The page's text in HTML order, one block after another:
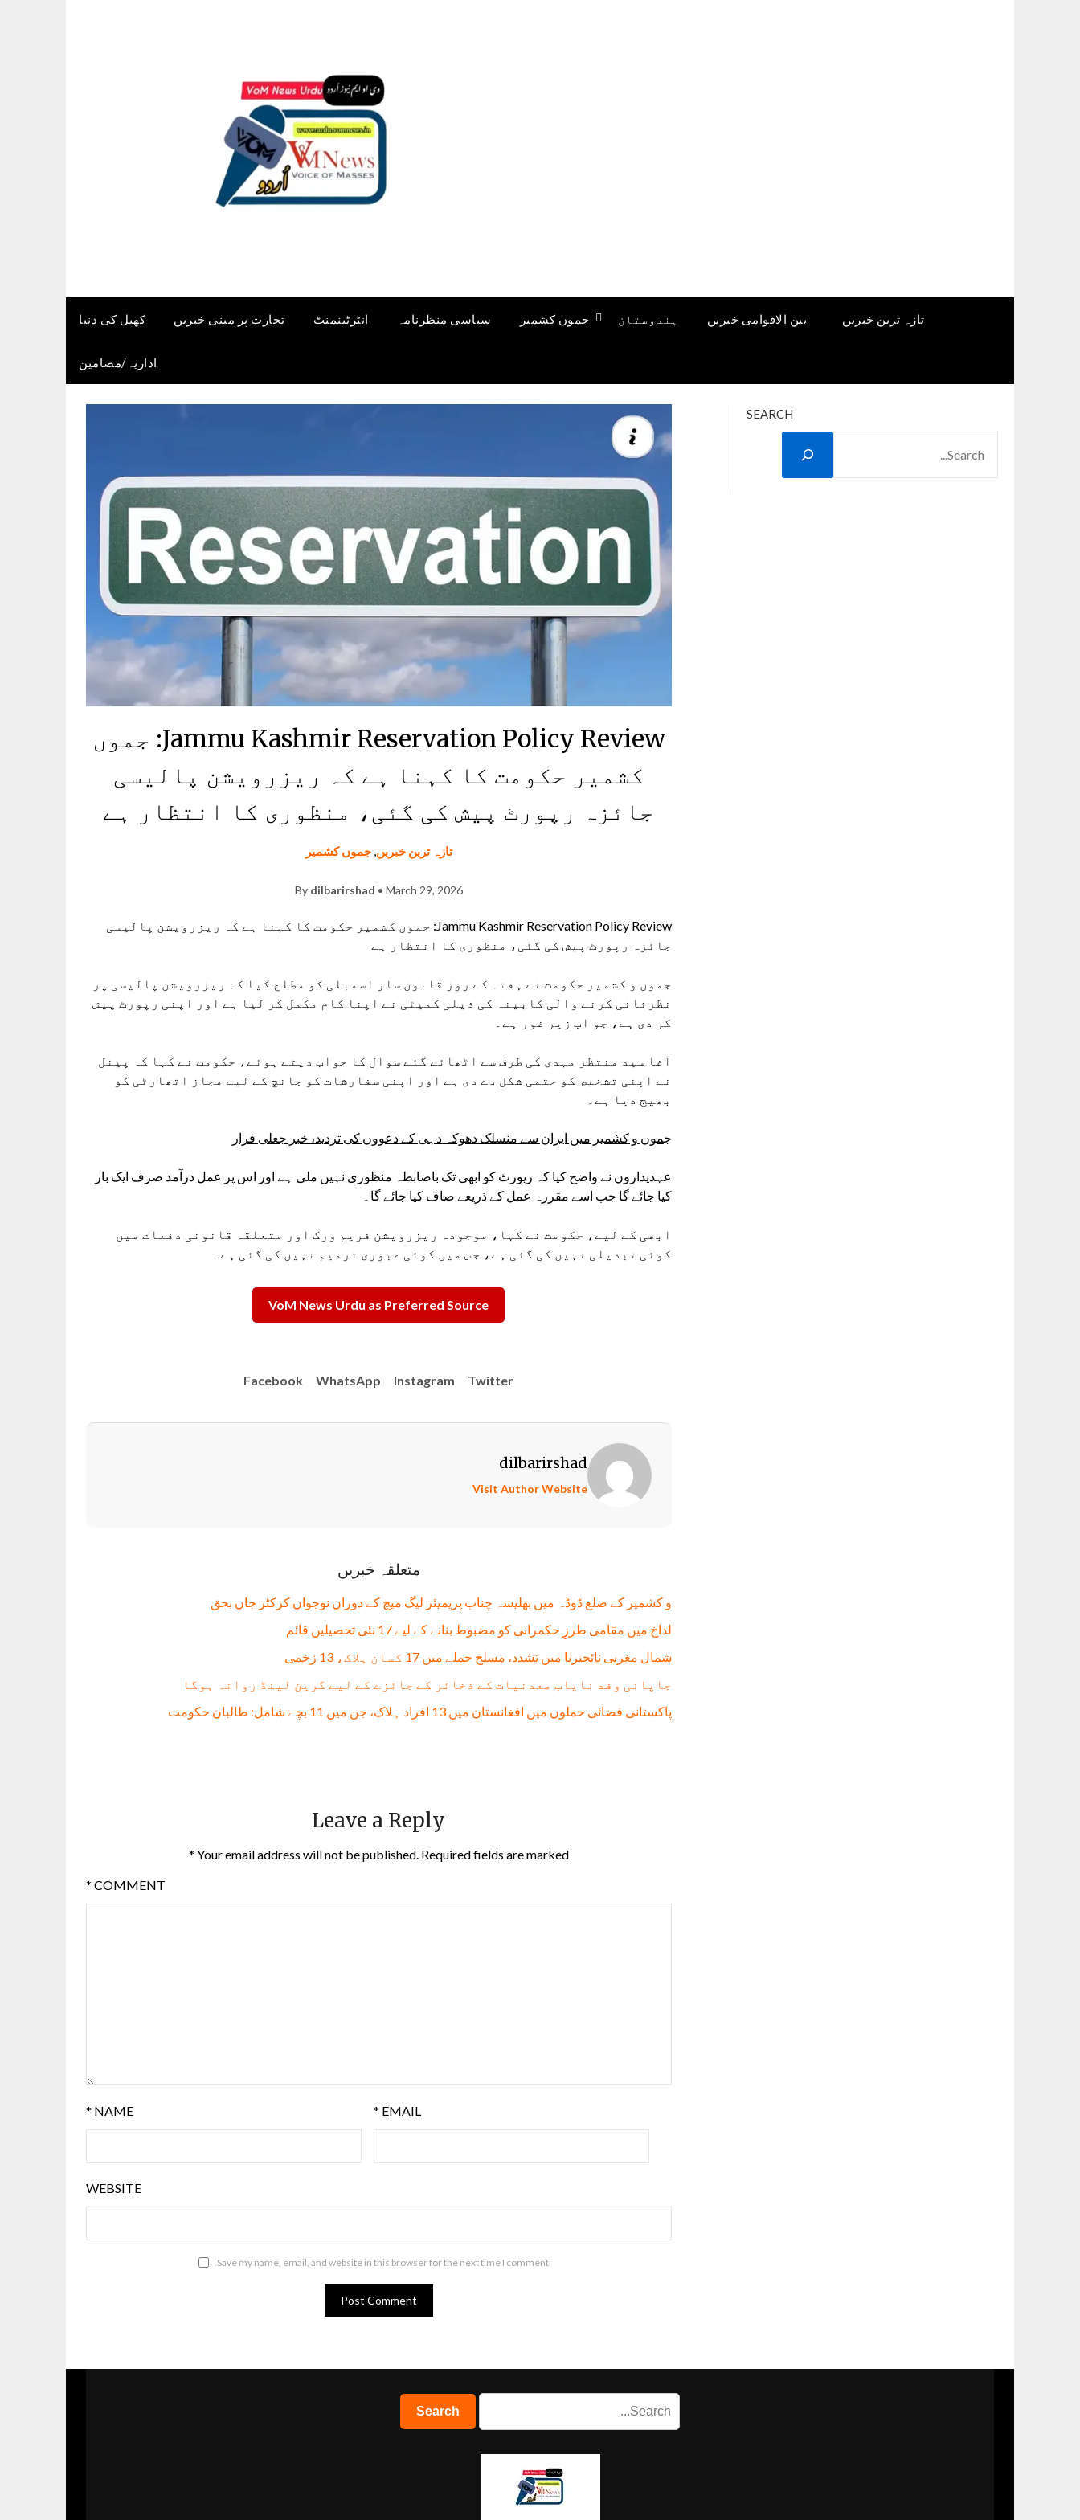
تازہ ترین خبریں بین الاقوامی خبریں ہندوستان جموں کشمیر سیاسی منظرنامہ انٹرٹینمنٹ تجارت پر مبنی خبریں کھیل کی دنیا
اداریہ/مضامین
Jammu Kashmir Reservation Policy Review: جموں
کشمیر حکومت کا کہنا ہے کہ ریزرویشن پالیسی
جائزہ رپورٹ پیش کی گئی، منظوری کا انتظار ہے
تازہ ترین خبریں,جموں کشمیر
By dilbarirshad • March 29, 2026
Jammu Kashmir Reservation Policy Review: جموں کشمیر حکومت کا کہنا ہے کہ ریزرویشن پالیسی
جائزہ رپورٹ پیش کی گئی، منظوری کا انتظار ہے
جموں و کشمیر حکومت نے ہفتہ کے روز قانون ساز اسمبلی کو مطلع کیا کہ ریزرویشن پالیسی پر
نظرثانی کرنے والی کابینہ کی ذیلی کمیٹی نے اپنا کام مکمل کر لیا ہے اور اپنی رپورٹ پیش
کر دی ہے، جو اب زیر غور ہے۔
آغا سید منتظر مہدی کی طرف سے اٹھائے گئے سوال کا جواب دیتے ہوئے، حکومت نے کہا کہ پینل
نے اپنی تشخیص کو حتمی شکل دے دی ہے اور اپنی سفارشات کو جانچ کے لیے مجاز اتھارٹی کو
بھیج دیا ہے۔
جموں و کشمیر میں ایران سے منسلک دھوکہ دہی کے دعووں کی تردید، خبر جعلی قرار
عہدیداروں نے واضح کیا کہ رپورٹ کو ابھی تک باضابطہ منظوری نہیں ملی ہے اور اس پر عمل درآمد صرف ایک بار
کیا جائے گا جب اسے مقررہ عمل کے ذریعے صاف کیا جائے گا۔
ابھی کے لیے، حکومت نے کہا، موجودہ ریزرویشن فریم ورک اور متعلقہ قانونی دفعات میں
کوئی تبدیلی نہیں کی گئی ہے، جس میں کوئی عبوری ترمیم نہیں کی گئی ہے۔
VoM News Urdu as Preferred Source
Facebook WhatsApp Instagram Twitter
dilbarirshad
Visit Author Website
متعلقہ خبریں
و کشمیر کے ضلع ڈوڈہ میں بھلیسہ چناب پریمیئر لیگ میچ کے دوران نوجوان کرکٹر جاں بحق
لداخ میں مقامی طرزِ حکمرانی کو مضبوط بنانے کے لیے 17 نئی تحصیلیں قائم
شمال مغربی نائجیریا میں تشدد، مسلح حملے میں 17 کسان ہلاک، 13 زخمی
جاپانی وفد نایاب معدنیات کے ذخائر کے جائزے کے لیے گرین لینڈ روانہ ہوگا
پاکستانی فضائی حملوں میں افغانستان میں 13 افراد ہلاک، جن میں 11 بچے شامل: طالبان حکومت
Leave a Reply
Your email address will not be published. Required fields are marked
*
COMMENT
*
NAME
* EMAIL
*
WEBSITE
Save my name, email, and website in this browser for the next time I comment.
SEARCH